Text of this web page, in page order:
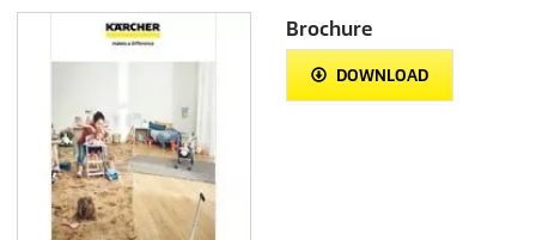
Brochure
DOWNLOAD